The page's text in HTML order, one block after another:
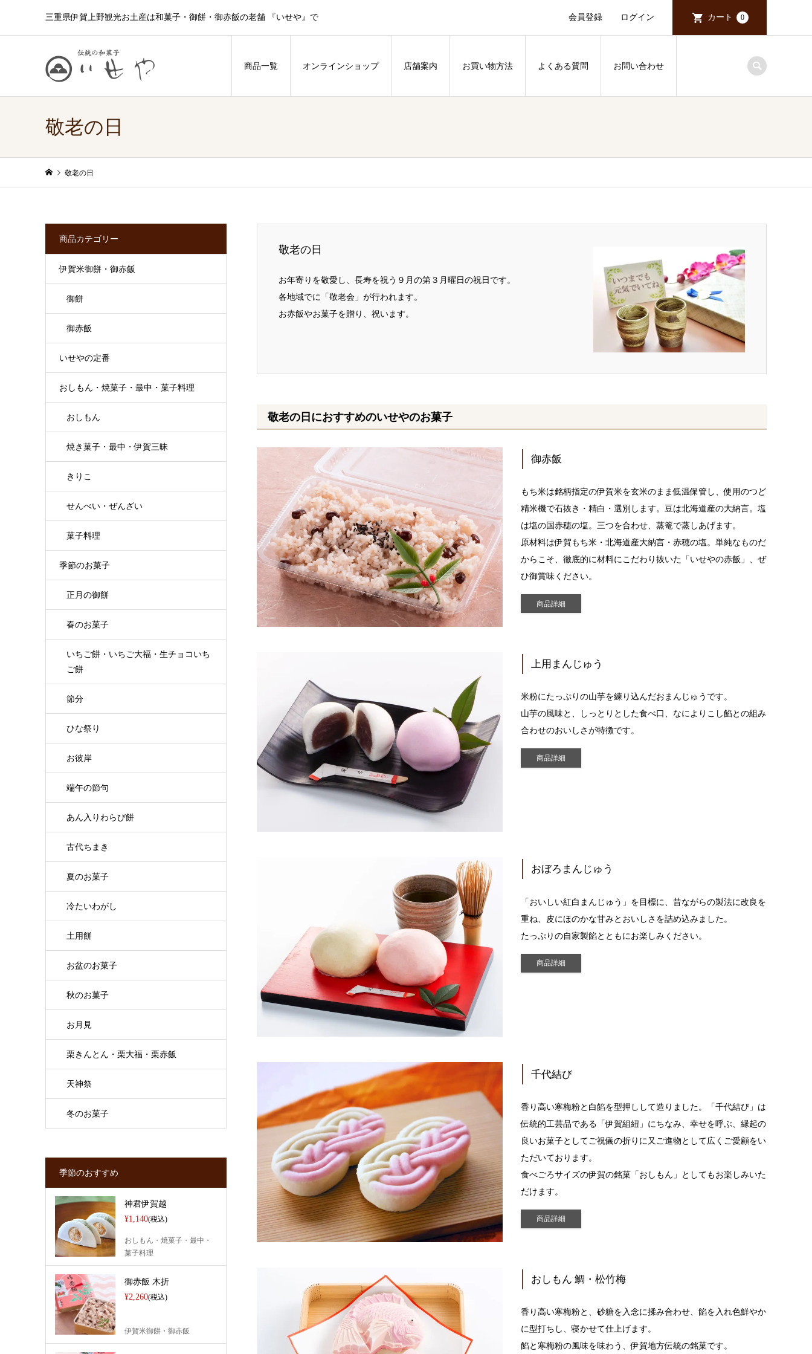
三重県伊賀上野観光お土産は和菓子・御餅・御赤飯の老舗 『いせや』で 会員登録 ログイン カート 0
商品一覧 オンラインショップ 店舗案内 お買い物方法 よくある質問 お問い合わせ
敬老の日
敬老の日
敬老の日
お年寄りを敬愛し、長寿を祝う９月の第３月曜日の祝日です。
各地域でに「敬老会」が行われます。
お赤飯やお菓子を贈り、祝います。
敬老の日におすすめのいせやのお菓子
御赤飯
もち米は銘柄指定の伊賀米を玄米のまま低温保管し、使用のつど
精米機で石抜き・精白・選別します。豆は北海道産の大納言。塩
は塩の国赤穂の塩。三つを合わせ、蒸篭で蒸しあげます。
原材料は伊賀もち米・北海道産大納言・赤穂の塩。単純なものだ
からこそ、徹底的に材料にこだわり抜いた「いせやの赤飯」、ぜ
ひ御賞味ください。
商品詳細
上用まんじゅう
米粉にたっぷりの山芋を練り込んだおまんじゅうです。
山芋の風味と、しっとりとした食べ口、なによりこし餡との組み
合わせのおいしさが特徴です。
商品詳細
おぼろまんじゅう
「おいしい紅白まんじゅう」を目標に、昔ながらの製法に改良を
重ね、皮にほのかな甘みとおいしさを詰め込みました。
たっぷりの自家製餡とともにお楽しみください。
商品詳細
千代結び
香り高い寒梅粉と白餡を型押しして造りました。「千代結び」は
伝統的工芸品である「伊賀組紐」にちなみ、幸せを呼ぶ、縁起の
良いお菓子としてご祝儀の折りに又ご進物として広くご愛顧をい
ただいております。
食べごろサイズの伊賀の銘菓「おしもん」としてもお楽しみいた
だけます。
商品詳細
おしもん 鯛・松竹梅
香り高い寒梅粉と、砂糖を入念に揉み合わせ、餡を入れ色鮮やか
に型打ちし、寝かせて仕上げます。
餡と寒梅粉の風味を味わう、伊賀地方伝統の銘菓です。
商品カテゴリー
伊賀米御餅・御赤飯
御餅
御赤飯
いせやの定番
おしもん・焼菓子・最中・菓子料理
おしもん
焼き菓子・最中・伊賀三昧
きりこ
せんべい・ぜんざい
菓子料理
季節のお菓子
正月の御餅
春のお菓子
いちご餅・いちご大福・生チョコいち
ご餅
節分
ひな祭り
お彼岸
端午の節句
あん入りわらび餅
古代ちまき
夏のお菓子
冷たいわがし
土用餅
お盆のお菓子
秋のお菓子
お月見
栗きんとん・栗大福・栗赤飯
天神祭
冬のお菓子
季節のおすすめ
神君伊賀越
¥1,140(税込)
おしもん・焼菓子・最中・
菓子料理
御赤飯 木折
¥2,260(税込)
伊賀米御餅・御赤飯